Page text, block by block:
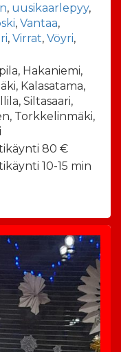
, uusikaarlepyy,
, Vantaa,
, Virrat, Vöyri,
Hakaniemi,
Kalasatama,
Siltasaari,
Torkkelinmäki,
80 €
10-15 min